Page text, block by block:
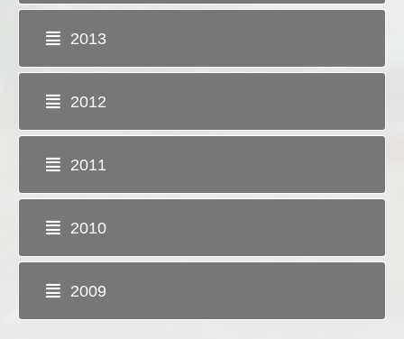
2013
2012
2011
2010
2009